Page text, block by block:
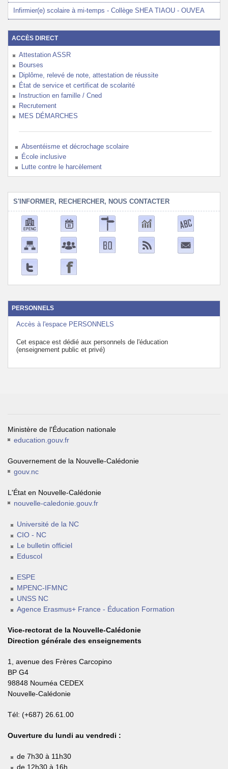
Infirmier(e) scolaire à mi-temps - Collège SHEA TIAOU - OUVEA
ACCÈS DIRECT
Attestation ASSR
Bourses
Diplôme, relevé de note, attestation de réussite
État de service et certificat de scolarité
Instruction en famille / Cned
Recrutement
MES DÉMARCHES
Absentéisme et décrochage scolaire
École inclusive
Lutte contre le harcèlement
S'INFORMER, RECHERCHER, NOUS CONTACTER
PERSONNELS
Accès à l'espace PERSONNELS
Cet espace est dédié aux personnels de l'éducation
(enseignement public et privé)
Ministère de l'Éducation nationale
education.gouv.fr
Gouvernement de la Nouvelle-Calédonie
gouv.nc
L'État en Nouvelle-Calédonie
nouvelle-caledonie.gouv.fr
Université de la NC
CIO - NC
Le bulletin officiel
Eduscol
ESPE
MPENC-IFMNC
UNSS NC
Agence Erasmus+ France - Éducation Formation
Vice-rectorat de la Nouvelle-Calédonie
Direction générale des enseignements
1, avenue des Frères Carcopino
BP G4
98848 Nouméa CEDEX
Nouvelle-Calédonie
Tél: (+687) 26.61.00
Ouverture du lundi au vendredi :
de 7h30 à 11h30
de 12h30 à 16h